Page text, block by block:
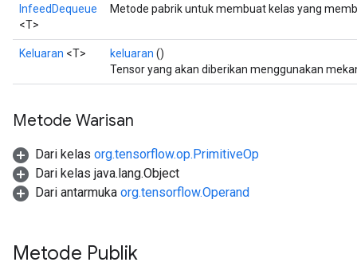
InfeedDequeue
<T>
Metode pabrik untuk membuat kelas yang
Keluaran <T> keluaran ()
Tensor yang akan diberikan menggunakan
Metode Warisan
Dari kelas org.tensorflow.op.PrimitiveOp
Dari kelas java.lang.Object
Dari antarmuka org.tensorflow.Operand
Metode Publik